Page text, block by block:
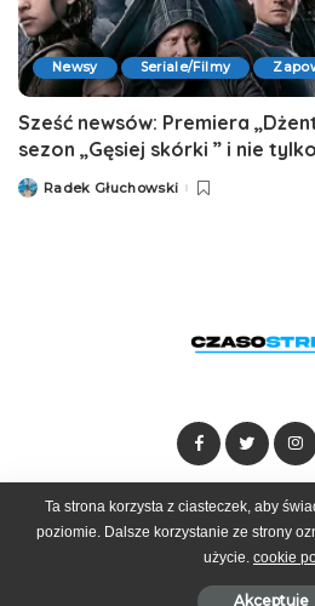
Newsy Seriale/Filmy
Sześć newsów: Premiera
sezon „Gęsiej skórki ” i nie
PostedRadek Głuchowski
Dołącz do zespołu
© 2025 Czasostrefa by
Ta strona korzysta z ciasteczek, aby
poziomie. Dalsze korzystanie ze strony
użycie. cookie
Akceptuje